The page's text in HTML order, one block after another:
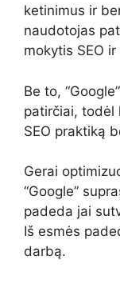
ketinimus ir
naudotojas
mokytis SEO
Be to,
patirčiai, todėl
SEO praktiką
Gerai
“Google”
padeda jai
Iš esmės
darbą.